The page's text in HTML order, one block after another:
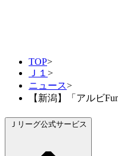
TOP>
Ｊ１ >
ニュース>
【新潟】「アルビ
Ｊリーグ公式サービス